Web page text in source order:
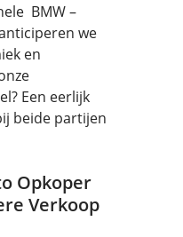
BMW –
we
en
Een eerlijk
beide partijen
Opkoper
Verkoop